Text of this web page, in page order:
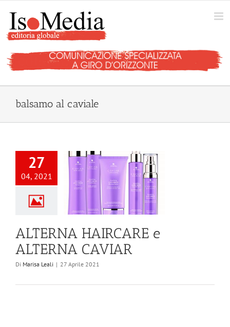
contenuto
balsamo al caviale
27
04, 2021
ALTERNA HAIRCARE e
ALTERNA CAVIAR
Di Marisa Leali | 27 Aprile 2021